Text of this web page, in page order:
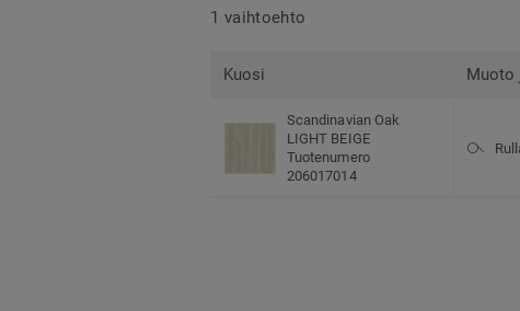
1 vaihtoehto
Kuosi Muoto
Scandinavian Oak
LIGHT BEIGE
Tuotenumero
206017014